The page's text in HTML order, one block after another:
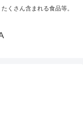
くさん含まれる食品等。